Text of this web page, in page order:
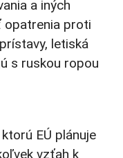
a iných
opatrenia proti
letiská
s ruskou ropou
EÚ plánuje
vzťah k